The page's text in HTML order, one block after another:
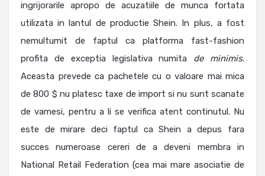
ingrijorarile apropo de acuzatiile de munca fortata
utilizata in lantul de productie Shein. In plus, a fost
nemultumit de faptul ca platforma fast-fashion
profita de exceptia legislativa numita de minimis.
Aceasta prevede ca pachetele cu o valoare mai mica
de 800 $ nu platesc taxe de import si nu sunt scanate
de vamesi, pentru a li se verifica atent continutul. Nu
este de mirare deci faptul ca Shein a depus fara
succes numeroase cereri de a deveni membra in
National Retail Federation (cea mai mare asociatie de